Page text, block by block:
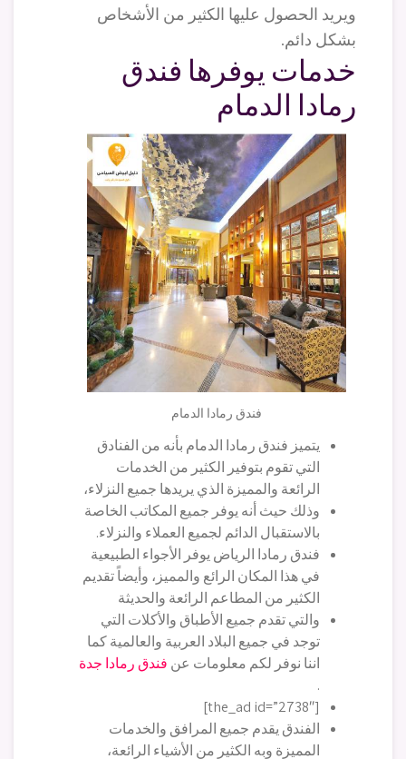
ويريد الحصول عليها الكثير من الأشخاص
بشكل دائم.
خدمات يوفرها فندق
رمادا الدمام
فندق رمادا الدمام
يتميز فندق رمادا الدمام بأنه من الفنادق
التي تقوم بتوفير الكثير من الخدمات
الرائعة والمميزة الذي يريدها جميع النزلاء،
وذلك حيث أنه يوفر جميع المكاتب الخاصة
بالاستقبال الدائم لجميع العملاء والنزلاء.
فندق رمادا الرياض يوفر الأجواء الطبيعية
في هذا المكان الرائع والمميز، وأيضاً تقديم
الكثير من المطاعم الرائعة والحديثة
والتي تقدم جميع الأطباق والأكلات التي
توجد في جميع البلاد العربية والعالمية كما
اننا نوفر لكم معلومات عن فندق رمادا جدة
.
[the_ad id=”2738″]
الفندق يقدم جميع المرافق والخدمات
المميزة وبه الكثير من الأشياء الرائعة،